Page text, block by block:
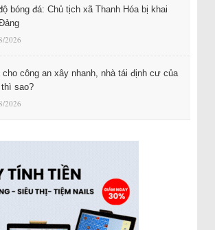
bóng đá: Chủ tịch xã Thanh Hóa bị khai
2026
cho công an xây nhanh, nhà tái định cư của
thì sao?
2026